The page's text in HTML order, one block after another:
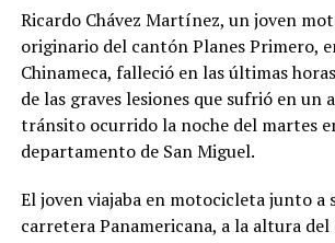
sido localizado
víctima de ningún
delito.
pic.twitter.com/
Ricardo Chávez Martínez, un joven
originario del cantón Planes Primero,
Chinameca, falleció en las últimas
de las graves lesiones que sufrió en un
tránsito ocurrido la noche del martes
departamento de San Miguel.
El joven viajaba en motocicleta junto a
carretera Panamericana, a la altura del